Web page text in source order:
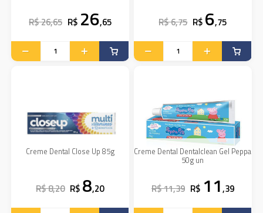
R$ 26,65 R$ 26,65 R$ 6,75 R$ 6,75
Creme Dental Close Up 85g
R$ 8,20 R$ 8,20
Creme Dental Dentalclean Gel Peppa
50g un
R$ 11,39 R$ 11,39